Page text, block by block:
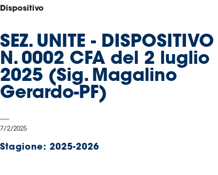
Tecnici
Paralimpico
Serie
A
Women
Serie
B
del
Calcio
Dispositivo
SEZ. UNITE - DISPOSITIVO
N. 0002 CFA del 2 luglio
2025 (Sig. Magalino
Gerardo-PF)
7/2/2025
Stagione: 2025-2026